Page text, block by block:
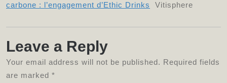
carbone : l’engagement d’Ethic Drinks
Vitisphere
Leave a Reply
Your email address will not be published. Required fields
are marked *